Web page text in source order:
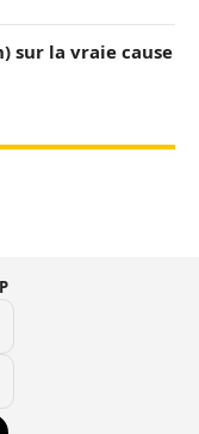
sur la vraie cause